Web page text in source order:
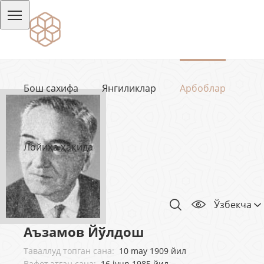
Бош сахифа Янгиликлар Арбоблар
Лойиҳа ҳақида
Ўзбекча
Аъзамов Йўлдош
Таваллуд топган сана: 10 may 1909 йил